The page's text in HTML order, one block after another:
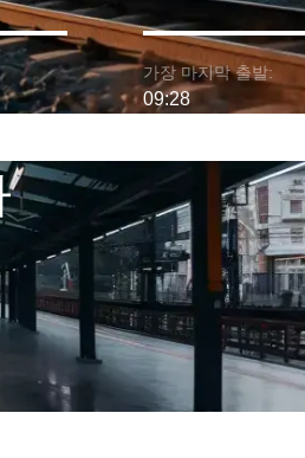
가장 마지막 출발:
09:28